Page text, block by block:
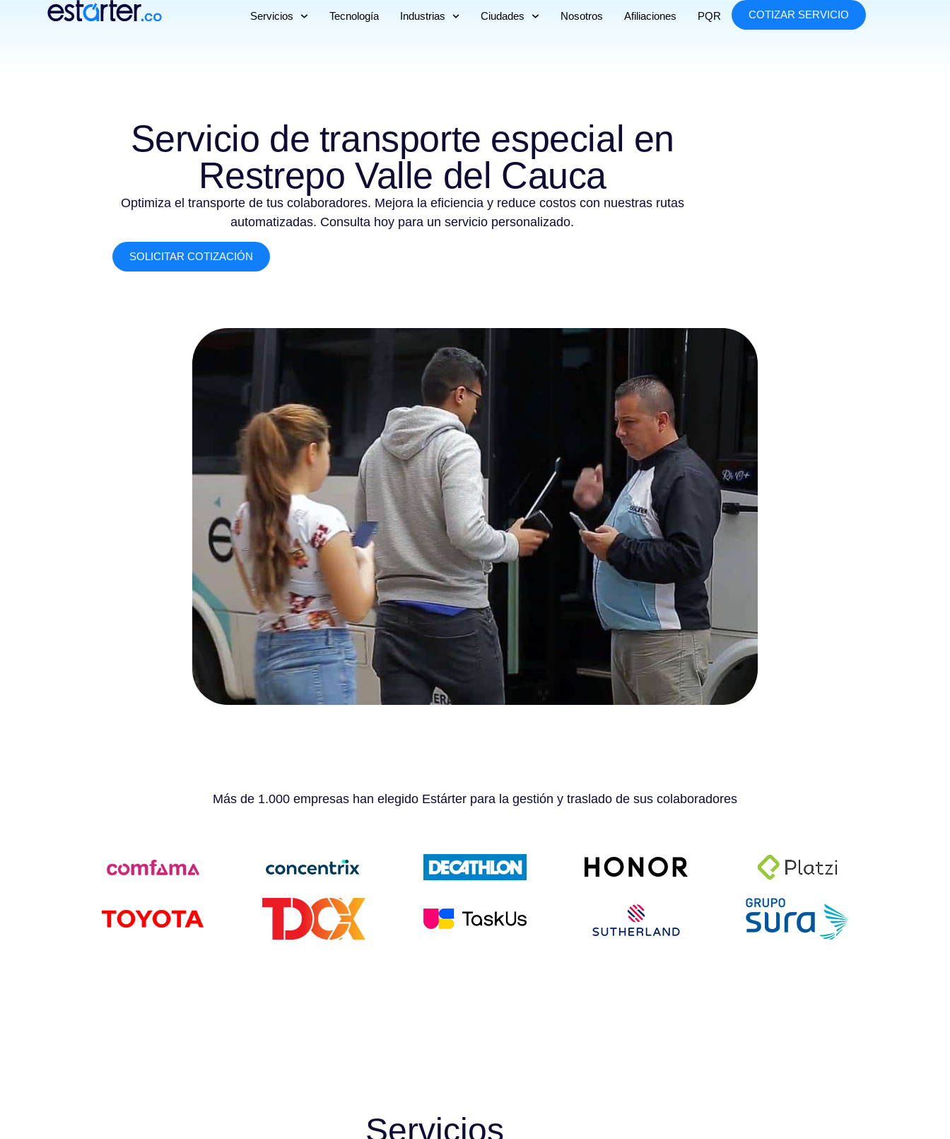
Servicios Tecnología Industrias Ciudades Nosotros Afiliaciones PQR COTIZAR SERVICIO
Servicio de transporte especial en
Restrepo Valle del Cauca
Optimiza el transporte de tus colaboradores. Mejora la eficiencia y reduce costos con nuestras rutas
automatizadas. Consulta hoy para un servicio personalizado.
SOLICITAR COTIZACIÓN
Más de 1.000 empresas han elegido Estárter para la gestión y traslado de sus colaboradores
Servicios